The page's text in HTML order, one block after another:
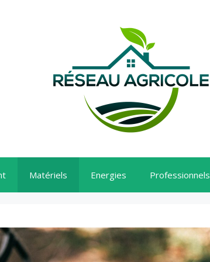
Matériels Energies Professionnels